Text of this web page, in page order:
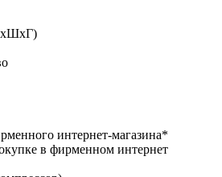
интернет-магазина*
в фирменном интернет